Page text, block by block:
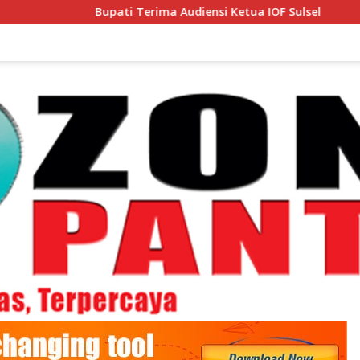
Bupati Terima Audiensi Ketua IOF Sulsel Bupati Lepas